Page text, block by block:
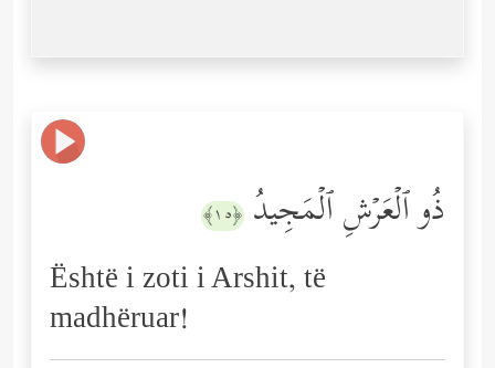
ذُو ٱلۡعَرۡشِ ٱلۡمَجِیدُ ﴿١٥﴾
Është i zoti i Arshit, të
madhëruar!